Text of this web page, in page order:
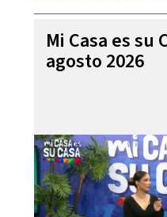
Mi Casa es su
agosto 2026